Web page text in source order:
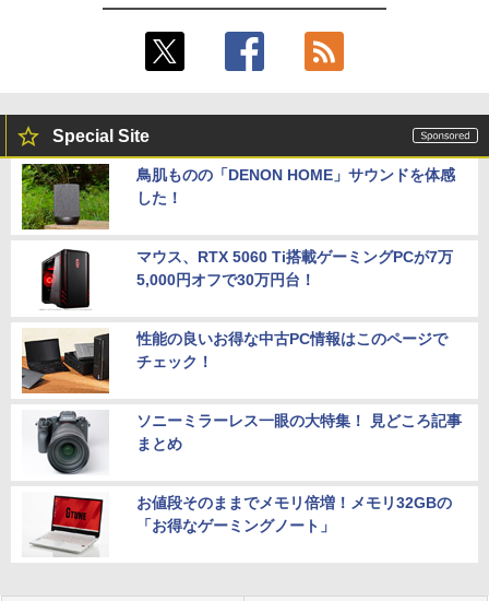
Special Site
鳥肌ものの「DENON HOME」サウンドを体感
した！
マウス、RTX 5060 Ti搭載ゲーミングPCが7万
5,000円オフで30万円台！
性能の良いお得な中古PC情報はこのページで
チェック！
ソニーミラーレス一眼の大特集！ 見どころ記事
まとめ
お値段そのままでメモリ倍増！メモリ32GBの
「お得なゲーミングノート」